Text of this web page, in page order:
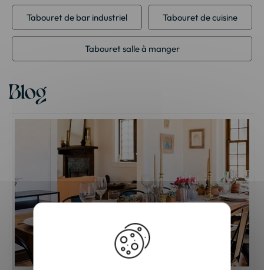
Tabouret de bar industriel Tabouret de cuisine
Tabouret salle à manger
Blog